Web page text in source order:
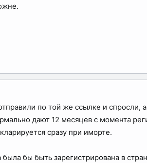
по той же ссылке и
дают 12 месяцев с момента
сразу при иморте.
бы быть зарегистрирована в